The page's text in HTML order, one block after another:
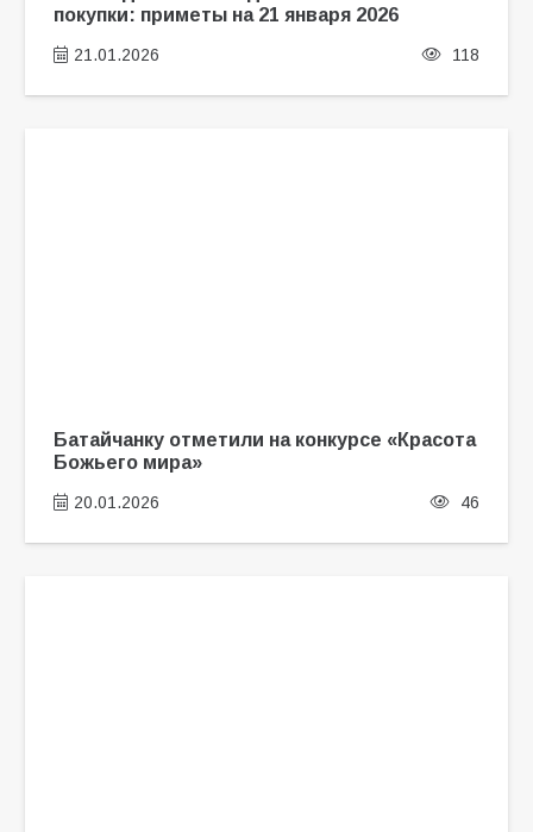
покупки: приметы на 21 января 2026
21.01.2026 118
Батайчанку отметили на конкурсе «Красота
Божьего мира»
20.01.2026 46